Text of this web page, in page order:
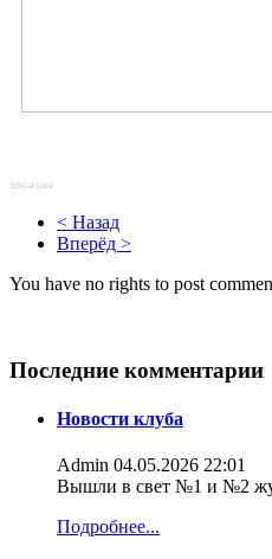
Social Like
< Назад
Вперёд >
You have no rights to post
Последние комментарии
Новости клуба
Admin 04.05.2026 22:01
Вышли в свет №1 и №2
Подробнее...